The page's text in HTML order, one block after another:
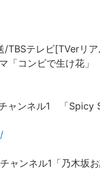
テレビ[TVerリ
コンビで生け花」
ャンネル1 「Spicy
ンネル1「乃木坂